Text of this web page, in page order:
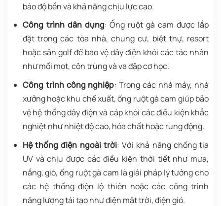
bảo độ bền và khả năng chịu lực cao.
Công trình dân dụng: Ống ruột gà cam được lắp
đặt trong các tòa nhà, chung cư, biệt thự, resort
hoặc sân golf để bảo vệ dây điện khỏi các tác nhân
như mối mọt, côn trùng và va đập cơ học.
Công trình công nghiệp: Trong các nhà máy, nhà
xưởng hoặc khu chế xuất, ống ruột gà cam giúp bảo
vệ hệ thống dây điện và cáp khỏi các điều kiện khắc
nghiệt như nhiệt độ cao, hóa chất hoặc rung động.
Hệ thống điện ngoài trời: Với khả năng chống tia
UV và chịu được các điều kiện thời tiết như mưa,
nắng, gió, ống ruột gà cam là giải pháp lý tưởng cho
các hệ thống điện lộ thiên hoặc các công trình
năng lượng tái tạo như điện mặt trời, điện gió.